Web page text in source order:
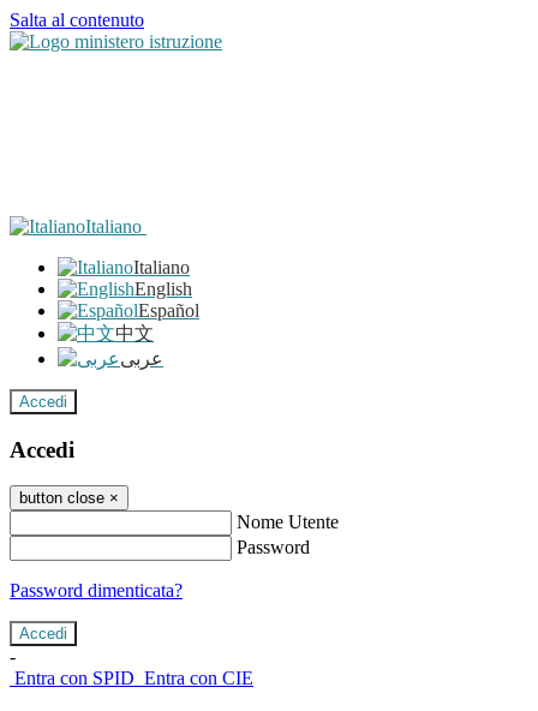
Salta al contenuto
Italiano
Italiano
English
Español
中文
عربى
Accedi
Accedi
button close ×
Nome Utente
Password
Password dimenticata?
-
Entra con SPID Entra con CIE